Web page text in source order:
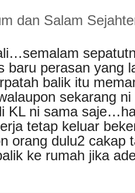
dan Salam
baru perasan yang
balik itu
sekarang
KL ni sama
tetap keluar
orang dulu2 cakap
ke rumah jika